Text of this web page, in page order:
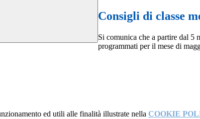
Consigli di classe
Si comunica che a partire dal 5
programmati per il mese di
ed utili alle finalità illustrate nella COOKIE